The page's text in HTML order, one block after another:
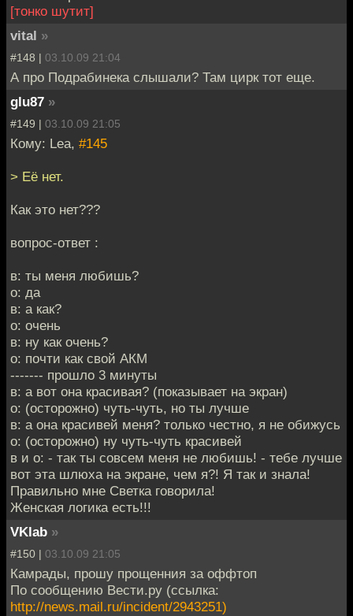
[тонко шутит]
vital »
#148 | 03.10.09 21:04
А про Подрабинека слышали? Там цирк тот еще.
glu87 »
#149 | 03.10.09 21:05
Кому: Lea, #145
> Её нет.
Как это нет???
вопрос-ответ :
в: ты меня любишь?
о: да
в: а как?
о: очень
в: ну как очень?
о: почти как свой АКМ
------- прошло 3 минуты
в: а вот она красивая? (показывает на экран)
о: (осторожно) чуть-чуть, но ты лучше
в: а она красивей меня? только честно, я не обижусь
о: (осторожно) ну чуть-чуть красивей
в и о: - так ты совсем меня не любишь! - тебе лучше
вот эта шлюха на экране, чем я?! Я так и знала!
Правильно мне Светка говорила!
Женская логика есть!!!
VKlab »
#150 | 03.10.09 21:05
Камрады, прошу прощенния за оффтоп
По сообщению Вести.ру (ссылка:
http://news.mail.ru/incident/2943251)